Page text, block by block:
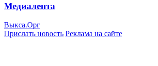
Медиалента
Выкса.Орг
Прислать новость Реклама на сайте